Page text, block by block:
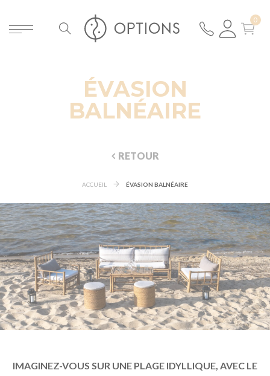
ÉVASION
BALNÉAIRE
RETOUR
ACCUEIL ÉVASION BALNÉAIRE
IMAGINEZ-VOUS SUR UNE PLAGE IDYLLIQUE, AVEC LE